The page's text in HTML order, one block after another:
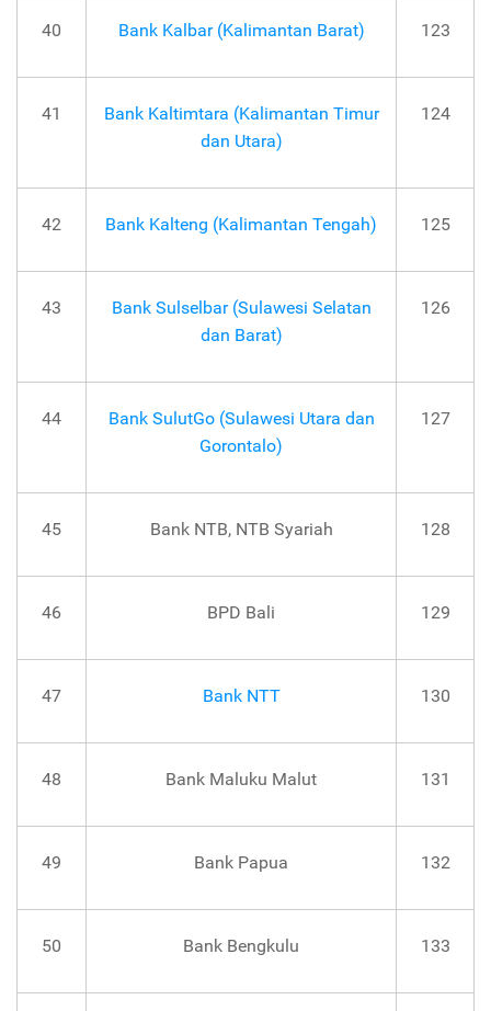
40 Bank Kalbar (Kalimantan Barat) 123
41
Bank Kaltimtara (Kalimantan Timur
dan Utara)
124
42 Bank Kalteng (Kalimantan Tengah) 125
43
Bank Sulselbar (Sulawesi Selatan
dan Barat)
126
44
Bank SulutGo (Sulawesi Utara dan
Gorontalo)
127
45 Bank NTB, NTB Syariah 128
46 BPD Bali 129
47 Bank NTT 130
48 Bank Maluku Malut 131
49 Bank Papua 132
50 Bank Bengkulu 133